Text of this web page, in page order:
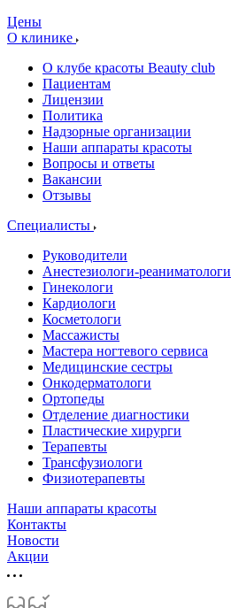
Цены
О клинике
О клубе красоты Beauty club
Пациентам
Лицензии
Политика
Надзорные организации
Наши аппараты красоты
Вопросы и ответы
Вакансии
Отзывы
Специалисты
Руководители
Анестезиологи-реаниматологи
Гинекологи
Кардиологи
Косметологи
Массажисты
Мастера ногтевого сервиса
Медицинские сестры
Онкодерматологи
Ортопеды
Отделение диагностики
Пластические хирурги
Терапевты
Трансфузиологи
Физиотерапевты
Наши аппараты красоты
Контакты
Новости
Акции